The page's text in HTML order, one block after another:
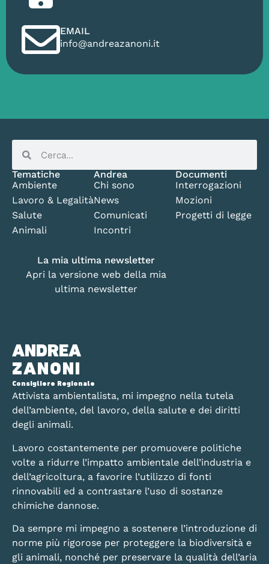
EMAIL
info@andreazanoni.it
ANDREA
ZANONI
Consigliere Regionale
Attivista ambientalista, mi impegno nella tutela
dell’ambiente, del lavoro, della salute e dei diritti
degli animali.
Lavoro costantemente per promuovere politiche
volte a ridurre l’impatto ambientale dell’industria e
dell’agricoltura, a favorire l’utilizzo di fonti
rinnovabili ed a contrastare l’uso di sostanze
chimiche dannose.
Da sempre mi impegno a sostenere l’introduzione di
norme più rigorose per proteggere la biodiversità e
gli animali, nonché per preservare la qualità dell’aria
Tematiche
Ambiente
Lavoro & Legalità
Salute
Animali
Andrea
Chi sono
News
Comunicati
Incontri
Documenti
Interrogazioni
Mozioni
Progetti di legge
La mia ultima newsletter
Apri la versione web della mia
ultima newsletter